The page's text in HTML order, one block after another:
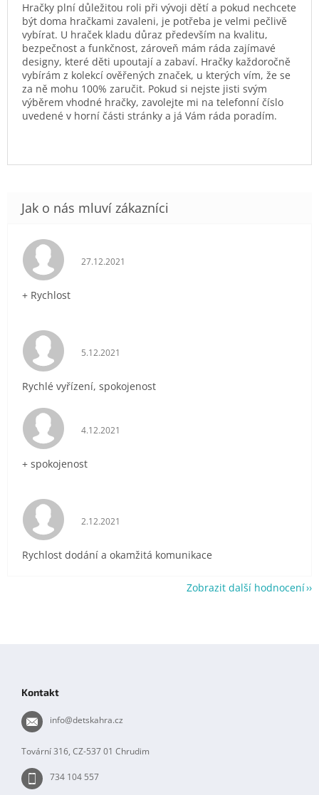
Hračky plní důležitou roli při vývoji dětí a pokud nechcete
být doma hračkami zavaleni, je potřeba je velmi pečlivě
vybírat. U hraček kladu důraz především na kvalitu,
bezpečnost a funkčnost, zároveň mám ráda zajímavé
designy, které děti upoutají a zabaví. Hračky každoročně
vybírám z kolekcí ověřených značek, u kterých vím, že se
za ně mohu 100% zaručit. Pokud si nejste jisti svým
výběrem vhodné hračky, zavolejte mi na telefonní číslo
uvedené v horní části stránky a já Vám ráda poradím.
Hodnocení obchodu je 5 z 5 hvězdiček.
27.12.2021
+ Rychlost
Hodnocení obchodu je 5 z 5 hvězdiček.
5.12.2021
Rychlé vyřízení, spokojenost
Hodnocení obchodu je 5 z 5 hvězdiček.
4.12.2021
+ spokojenost
Hodnocení obchodu je 5 z 5 hvězdiček.
2.12.2021
Rychlost dodání a okamžitá komunikace
Zobrazit další hodnocení
Kontakt
info@detskahra.cz
Tovární 316, CZ-537 01 Chrudim
734 104 557